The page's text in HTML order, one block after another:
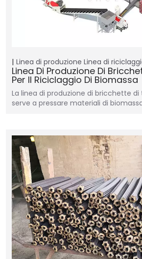
Linea di produzione Linea di
Linea Di Produzione Di
Per Il Riciclaggio Di Biomassa
La linea di produzione di bricchette di
serve a pressare materiali di